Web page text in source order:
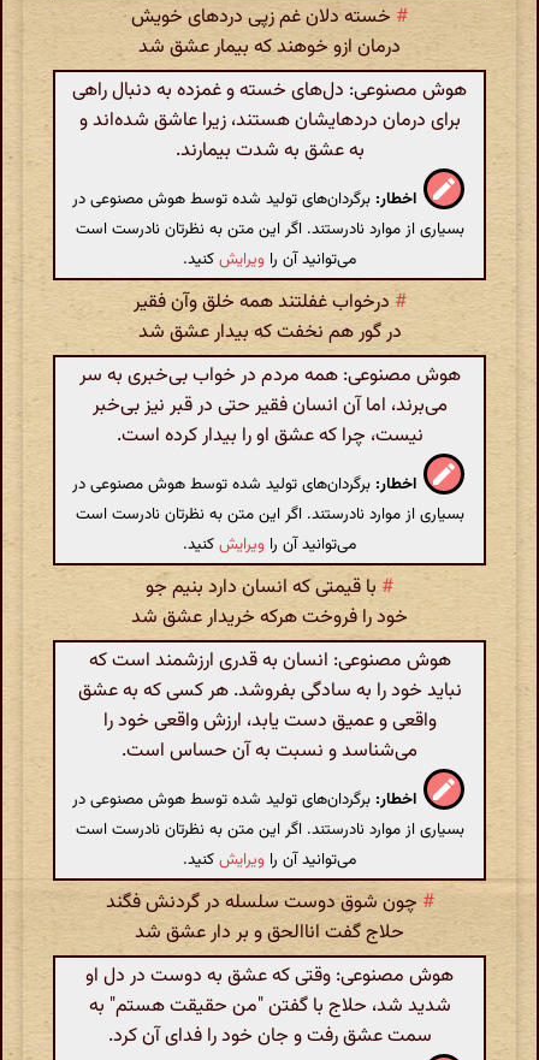
# خسته دلان غم زپی دردهای خویش
درمان ازو خوهند که بیمار عشق شد
هوش مصنوعی: دل‌های خسته و غمزده به دنبال راهی
برای درمان دردهایشان هستند، زیرا عاشق شده‌اند و
به عشق به شدت بیمارند.
اخطار: برگردان‌های تولید شده توسط هوش مصنوعی در
بسیاری از موارد نادرستند. اگر این متن به نظرتان نادرست است
می‌توانید آن را ویرایشکنید.
# درخواب غفلتند همه خلق وآن فقیر
در گور هم نخفت که بیدار عشق شد
هوش مصنوعی: همه مردم در خواب بی‌خبری به سر
می‌برند، اما آن انسان فقیر حتی در قبر نیز بی‌خبر
نیست، چرا که عشق او را بیدار کرده است.
اخطار: برگردان‌های تولید شده توسط هوش مصنوعی در
بسیاری از موارد نادرستند. اگر این متن به نظرتان نادرست است
می‌توانید آن را ویرایشکنید.
# با قیمتی که انسان دارد بنیم جو
خود را فروخت هرکه خریدار عشق شد
هوش مصنوعی: انسان به قدری ارزشمند است که
نباید خود را به سادگی بفروشد. هر کسی که به عشق
واقعی و عمیق دست یابد، ارزش واقعی خود را
می‌شناسد و نسبت به آن حساس است.
اخطار: برگردان‌های تولید شده توسط هوش مصنوعی در
بسیاری از موارد نادرستند. اگر این متن به نظرتان نادرست است
می‌توانید آن را ویرایشکنید.
# چون شوق دوست سلسله در گردنش فگند
حلاج گفت اناالحق و بر دار عشق شد
هوش مصنوعی: وقتی که عشق به دوست در دل او
شدید شد، حلاج با گفتن "من حقیقت هستم" به
سمت عشق رفت و جان خود را فدای آن کرد.